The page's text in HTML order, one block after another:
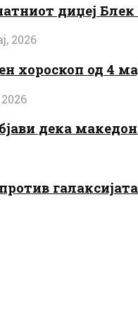
диџеј
2026
хороскоп од 4
дека